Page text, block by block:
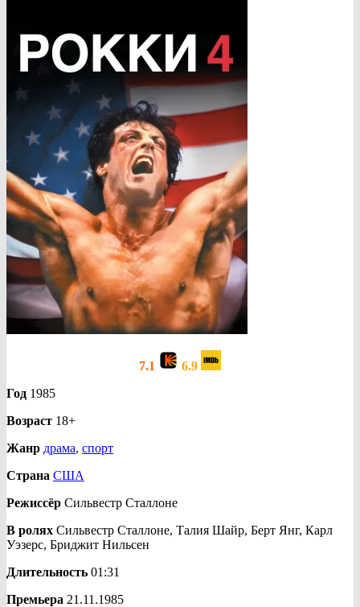
7.1
6.9
Год 1985
Возраст 18+
Жанр драма, спорт
Страна США
Режиссёр Сильвестр Сталлоне
В ролях Сильвестр Сталлоне, Талия Шайр, Берт Янг, Карл
Уэзерс, Бриджит Нильсен
Длительность 01:31
Премьера 21.11.1985